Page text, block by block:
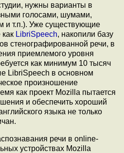
нужны варианты в
голосами, шумами,
и т.п.). Уже существующие
LibriSpeech, накопили базу
стенографированной речи, в
приемлемого уровня
как минимум 10 тысяч
LibriSpeech в основном
произношение
как проект Mozilla пытается
и обеспечить хороший
языка не только
речи в online-
устройствах Mozilla